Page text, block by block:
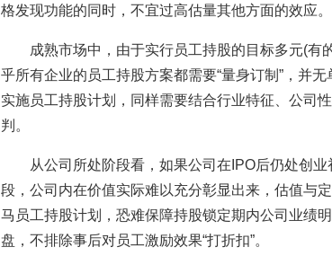
格发现功能的同时，不宜过高估量其他方面的效应。
成熟市场中，由于实行员工持股的目标多元(有
乎所有企业的员工持股方案都需要“量身订制”，并
实施员工持股计划，同样需要结合行业特征、公司
判。
从公司所处阶段看，如果公司在IPO后仍处创
段，公司内在价值实际难以充分彰显出来，估值与
马员工持股计划，恐难保障持股锁定期内公司业绩
盘，不排除事后对员工激励效果“打折扣”。